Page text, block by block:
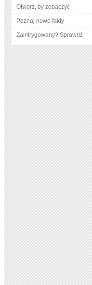
Otwórz, by zobaczyć
Poznaj nowe fakty
Zaintrygowany? Sprawdź